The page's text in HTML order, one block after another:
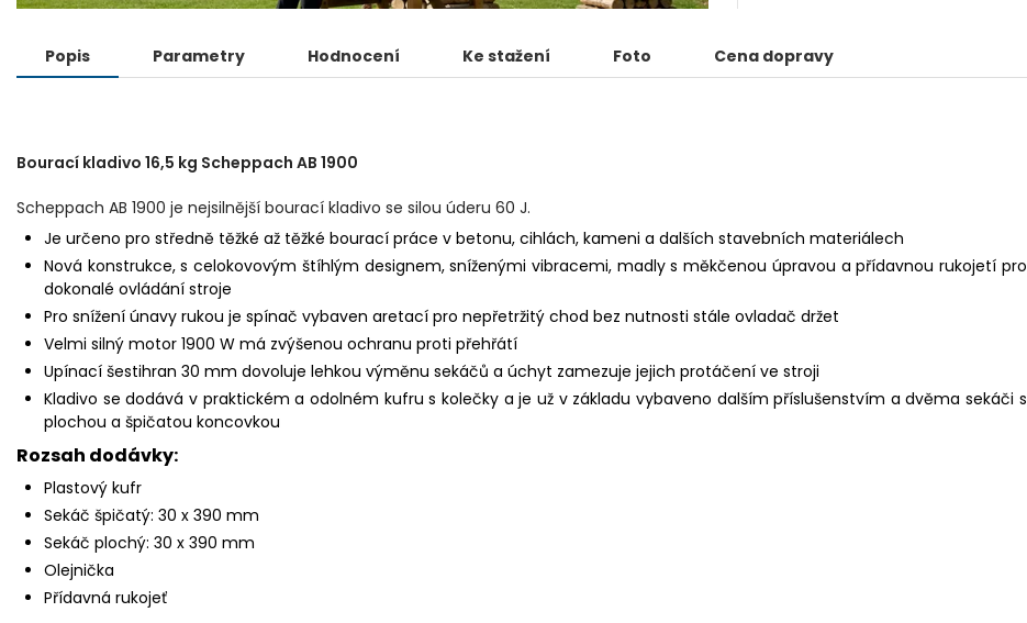
Popis Parametry Hodnocení Ke stažení Foto Cena dopravy
Bourací kladivo 16,5 kg Scheppach AB 1900
Scheppach AB 1900 je nejsilnější bourací kladivo se silou úderu 60 J.
Je určeno pro středně těžké až těžké bourací práce v betonu, cihlách, kameni a dalších stavebních materiálech
Nová konstrukce, s celokovovým štíhlým designem, sníženými vibracemi, madly s měkčenou úpravou a přídavnou rukojetí pro
dokonalé ovládání stroje
Pro snížení únavy rukou je spínač vybaven aretací pro nepřetržitý chod bez nutnosti stále ovladač držet
Velmi silný motor 1900 W má zvýšenou ochranu proti přehřátí
Upínací šestihran 30 mm dovoluje lehkou výměnu sekáčů a úchyt zamezuje jejich protáčení ve stroji
Kladivo se dodává v praktickém a odolném kufru s kolečky a je už v základu vybaveno dalším příslušenstvím a dvěma sekáči s
plochou a špičatou koncovkou
Rozsah dodávky:
Plastový kufr
Sekáč špičatý: 30 x 390 mm
Sekáč plochý: 30 x 390 mm
Olejnička
Přídavná rukojeť